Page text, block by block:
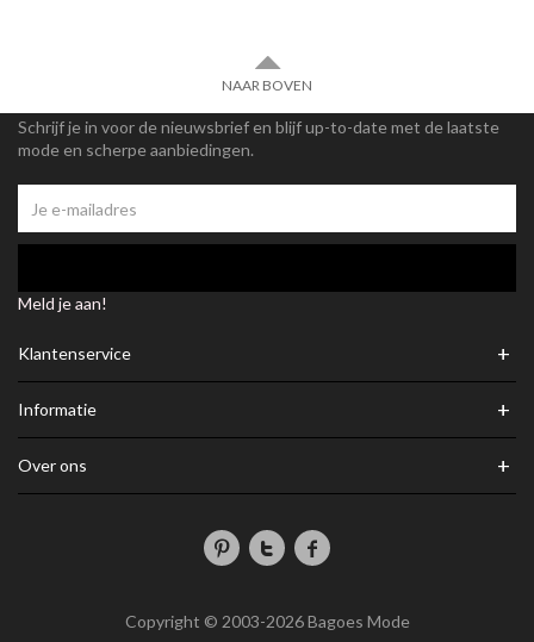
NAAR BOVEN
Schrijf je in voor de nieuwsbrief en blijf up-to-date met de laatste
mode en scherpe aanbiedingen.
Meld je aan!
Klantenservice +
Informatie +
Over ons +
Copyright © 2003-2026 Bagoes Mode